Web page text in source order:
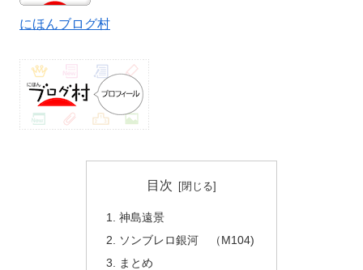
にほんブログ村
目次
神島遠景
ソンブレロ銀河 （M104)
まとめ